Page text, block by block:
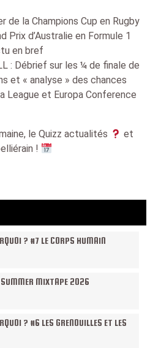
de la Champions Cup en Rugby
d’Australie en Formule 1
en bref
: Débrief sur les ¼ de finale de
et « analyse » des chances
League et Europa Conference
le Quizz actualités
et
!
? #7 LE CORPS HUMAIN
MIXTAPE 2026
? #6 LES GRENOUILLES ET LES